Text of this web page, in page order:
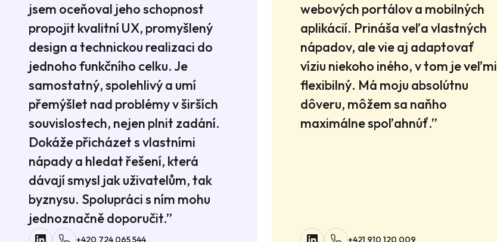
jsem oceňoval jeho schopnost
propojit kvalitní UX, promyšlený
design a technickou realizaci do
jednoho funkčního celku. Je
samostatný, spolehlivý a umí
přemýšlet nad problémy v širších
souvislostech, nejen plnit zadání.
Dokáže přicházet s vlastními
nápady a hledat řešení, která
dávají smysl jak uživatelům, tak
byznysu. Spolupráci s ním mohu
jednoznačně doporučit.”
+420 724 065 544
webových portálov a mobilných
aplikácií. Prináša veľa vlastných
nápadov, ale vie aj adaptovať
víziu niekoho iného, v tom je veľmi
flexibilný. Má moju absolútnu
dôveru, môžem sa naňho
maximálne spoľahnúť.”
+421 910 120 009